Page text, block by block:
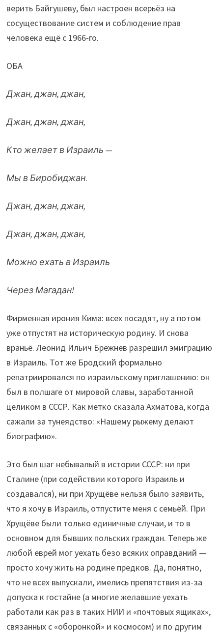
верить Байгушеву, был настроен всерьёз на
сосуществование систем и соблюдение прав
человека ещё с 1966-го.
ОБА
Джан, джан, джан,
Джан, джан, джан,
Кто желает в Израиль —
Мы в Биробиджан.
Джан, джан, джан,
Джан, джан, джан,
Можно ехать в Израиль
Через Магадан!
Фирменная ирония Кима: всех посадят, ну а потом
уже отпустят на историческую родину. И снова
враньё. Леонид Ильич Брежнев разрешил эмиграцию
в Израиль. Тот же Бродский формально
репатриировался по израильскому приглашению: он
был в полшаге от мировой славы, заработанной
целиком в СССР. Как метко сказала Ахматова, когда
сажали за тунеядство: «Нашему рыжему делают
биографию».
Это был шаг небывалый в истории СССР: ни при
Сталине (при содействии которого Израиль и
создавался), ни при Хрущёве нельзя было заявить,
что я хочу в Израиль, отпустите меня с семьёй. При
Хрущёве были только единичные случаи, и то в
основном для бывших польских граждан. Теперь же
любой еврей мог уехать безо всяких оправданий —
просто хочу жить на родине предков. Да, понятно,
что не всех выпускали, имелись препятствия из-за
допуска к гостайне (а многие желавшие уехать
работали как раз в таких НИИ и «почтовых ящиках»,
связанных с «оборонкой» и космосом) и по другим